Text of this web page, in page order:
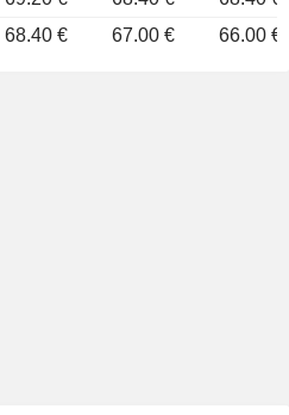
68.40 € 67.00 € 66.00 €